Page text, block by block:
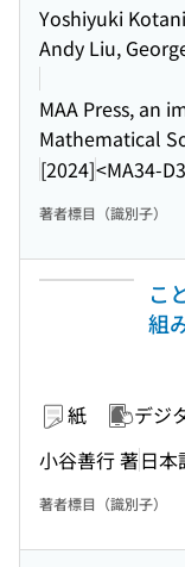
Yoshiyuki
Andy Liu,
MAA Press, an
Mathematical
[2024]<MA34-
著者標目（識別子）
こ
組
紙 デジ
小谷善行 著日本
著者標目（識別子）